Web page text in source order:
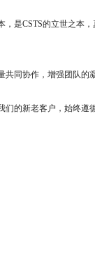
，是CSTS的立世之本
共同协作，增强团队的
们的新老客户，始终遵